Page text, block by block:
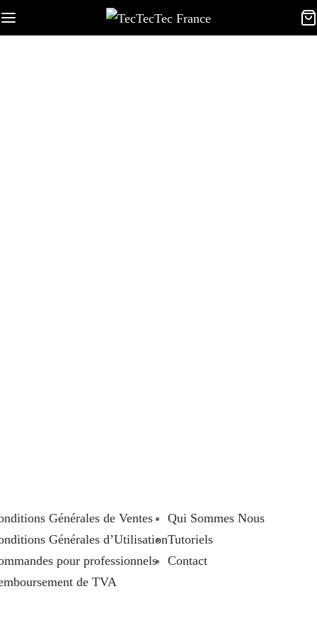
Générales de Ventes
Générales d’Utilisation
pour professionnels
de TVA
Qui Sommes Nous
Tutoriels
Contact